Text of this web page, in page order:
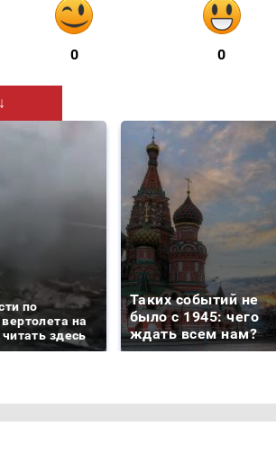
0 0
по
на
здесь
Таких событий не
было с 1945: чего
ждать всем нам?